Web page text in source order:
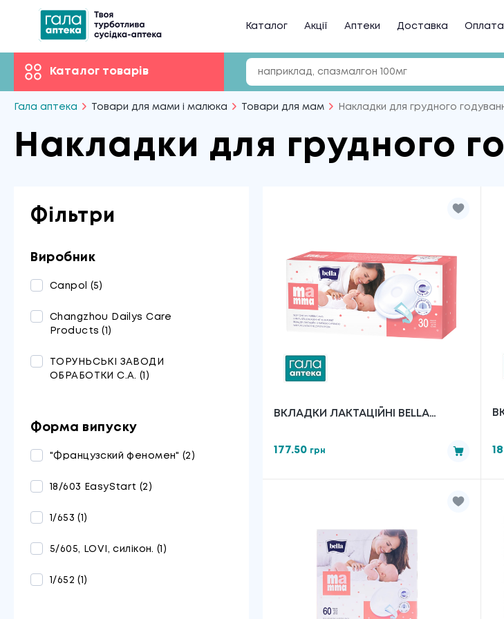
Каталог Акції Аптеки Доставка Оплата
Каталог товарів
Гала аптека Товари для мами і малюка Товари для мам Накладки для грудного
Накладки для грудного
Фільтри
Виробник
Canpol (5)
Changzhou Dailys Care
Products (1)
ТОРУНЬСЬКІ ЗАВОДИ
ОБРАБОТКИ С.А. (1)
Форма випуску
"Французский феномен" (2)
18/603 EasyStart (2)
1/653 (1)
5/605, LOVI, силікон. (1)
1/652 (1)
ВКЛАДКИ ЛАКТАЦІЙНІ BELLA
30 ШТ.)
177.50 грн